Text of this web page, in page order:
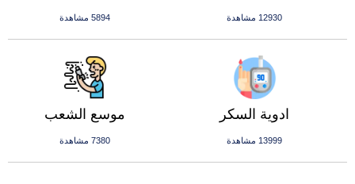
5894 مشاهدة 12930 مشاهدة
موسع الشعب
7380 مشاهدة
ادوية السكر
13999 مشاهدة